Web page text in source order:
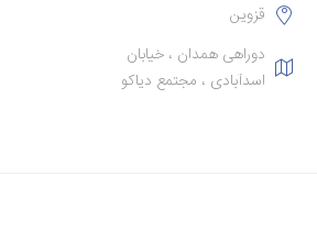
قزوین
دوراهی همدان ، خیابان
اسدآبادی ، مجتمع دیاکو